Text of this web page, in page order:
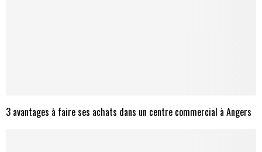
3 avantages à faire ses achats dans un centre commercial à Angers